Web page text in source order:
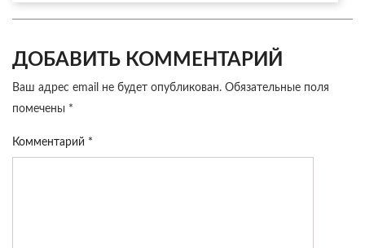
ДОБАВИТЬ КОММЕНТАРИЙ
Ваш адрес email не будет опубликован. Обязательные поля
помечены *
Комментарий *